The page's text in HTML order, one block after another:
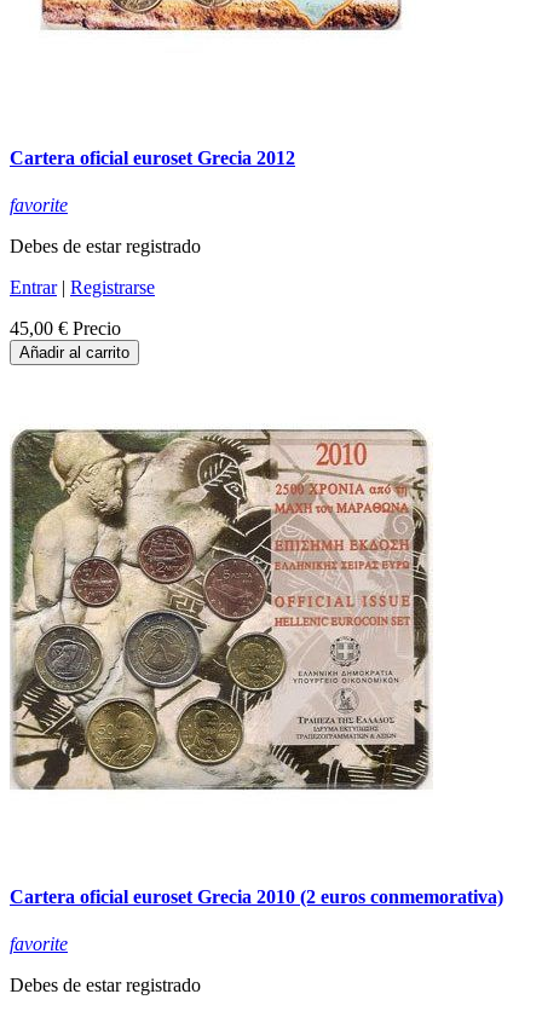
Cartera oficial euroset Grecia 2012
favorite
Debes de estar registrado
Entrar| Registrarse
45,00 € Precio
Añadir al carrito
Cartera oficial euroset Grecia 2010 (2 euros conmemorativa)
favorite
Debes de estar registrado